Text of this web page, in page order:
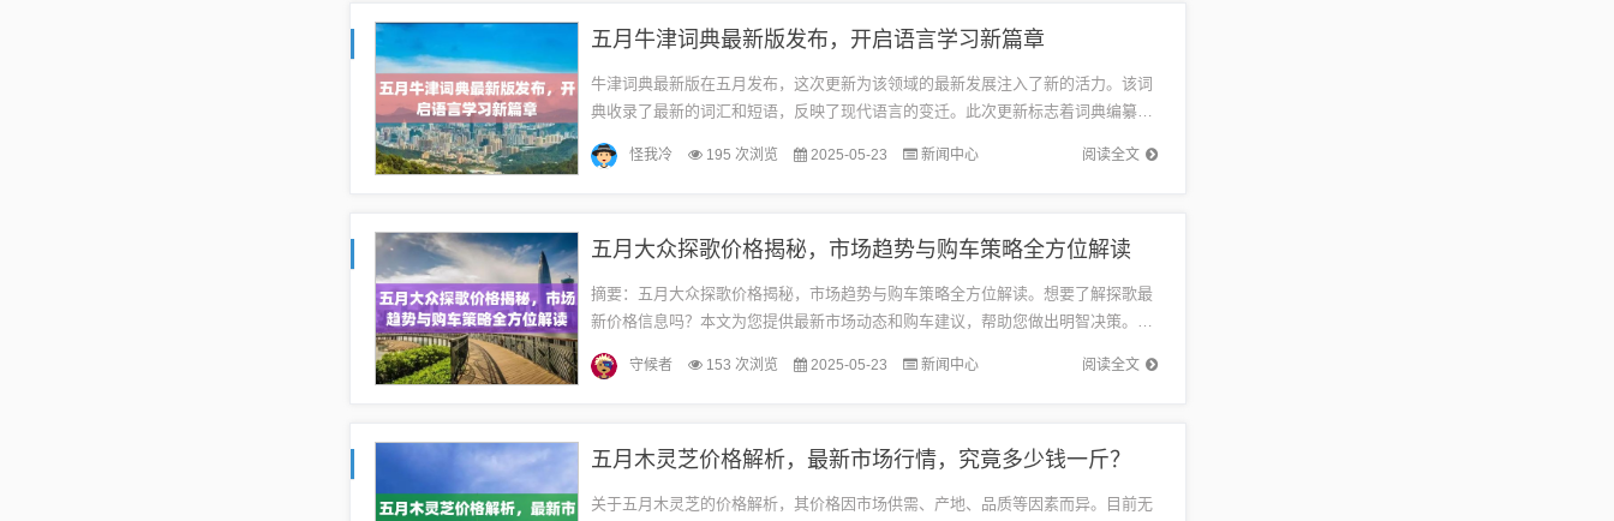
五月牛津词典最新版发布，开启语言学习新篇章
牛津词典最新版在五月发布，这次更新为该领域的最新发展注入了新的活力。该词
典收录了最新的词汇和短语，反映了现代语言的变迁。此次更新标志着词典编纂工
作的不断进步，为读者提供了更全面、准确的词汇解释。五月的新篇章，牛津词
典...
阅读全文
怪我冷 195 次浏览 2025-05-23 新闻中心
五月大众探歌价格揭秘，市场趋势与购车策略全方位解读
摘要：五月大众探歌价格揭秘，市场趋势与购车策略全方位解读。想要了解探歌最
新价格信息吗？本文为您提供最新市场动态和购车建议，帮助您做出明智决策。关
注本文，让您轻松掌握探歌价格走势，助您购车无忧。随着汽车市场的持续繁荣
和...
阅读全文
守候者 153 次浏览 2025-05-23 新闻中心
五月木灵芝价格解析，最新市场行情，究竟多少钱一斤？
关于五月木灵芝的价格解析，其价格因市场供需、产地、品质等因素而异。目前无